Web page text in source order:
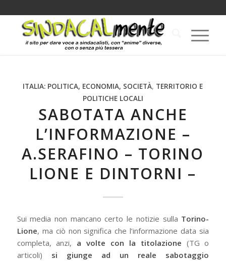
ITALIA: POLITICA, ECONOMIA, SOCIETÀ, TERRITORIO E
POLITICHE LOCALI
SABOTATA ANCHE
L’INFORMAZIONE –
A.SERAFINO – TORINO
LIONE E DINTORNI –
Sui media non mancano certo le notizie sulla Torino-
Lione, ma ciò non significa che l’informazione data sia
completa, anzi, a volte con la titolazione (TG o
articoli) si giunge ad un reale sabotaggio